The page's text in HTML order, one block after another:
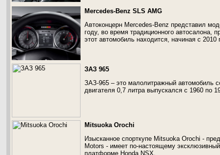
Mercedes-Benz SLS AMG
Автоконцерн Mercedes-Benz представил
году, во время традиционного
этот автомобиль находится, начиная с 2010
ЗАЗ 965
ЗАЗ-965 – это малолитражный автомобиль
двигателя 0,7 литра выпускался с 1960 по
Mitsuoka Orochi
Изысканное спорткупе Mitsuoka Orochi -
Motors - имеет по-настоящему
платформе Ноnda NSX.